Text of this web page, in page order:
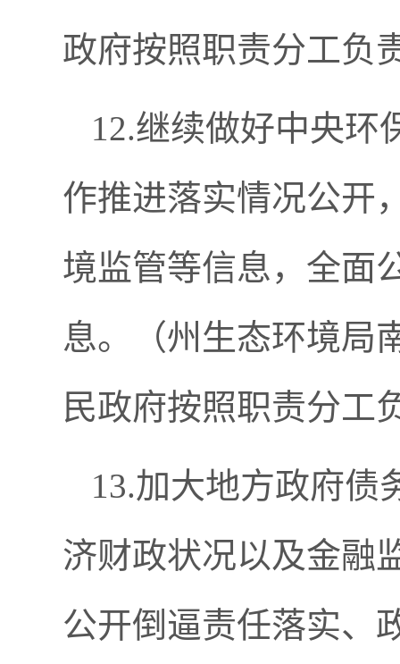
政府按照职责分工负
12.继续做好中央环
作推进落实情况公开
境监管等信息，全面
息。（州生态环境局
民政府按照职责分工
13.加大地方政府债
济财政状况以及金融
公开倒逼责任落实、